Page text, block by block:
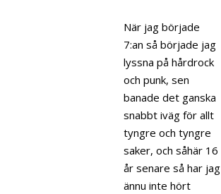
När jag började
7:an så började jag
lyssna på hårdrock
och punk, sen
banade det ganska
snabbt iväg för allt
tyngre och tyngre
saker, och såhär 16
år senare så har jag
ännu inte hört